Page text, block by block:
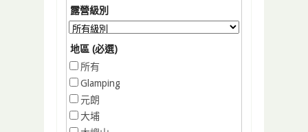
露營級別
地區 (必選)
所有
Glamping
元朗
大埔